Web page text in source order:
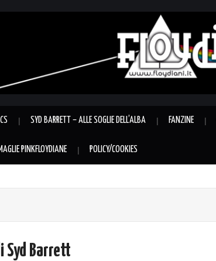
SYD BARRETT – ALLE SOGLIE DELL’ALBA FANZINE
PINKFLOYDIANE POLICY/COOKIES
Syd Barrett